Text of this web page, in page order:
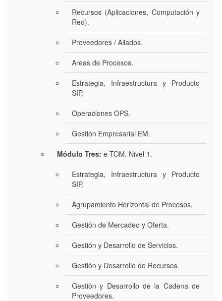
Recursos (Aplicaciones, Computación y
Red).
Proveedores / Aliados.
Areas de Procesos.
Estrategia, Infraestructura y Producto
SIP.
Operaciones OPS.
Gestión Empresarial EM.
Módulo Tres: e-TOM. Nivel 1.
Estrategia, Infraestructura y Producto
SIP.
Agrupamiento Horizontal de Procesos.
Gestión de Mercadeo y Oferta.
Gestión y Desarrollo de Servicios.
Gestión y Desarrollo de Recursos.
Gestión y Desarrollo de la Cadena de
Proveedores.